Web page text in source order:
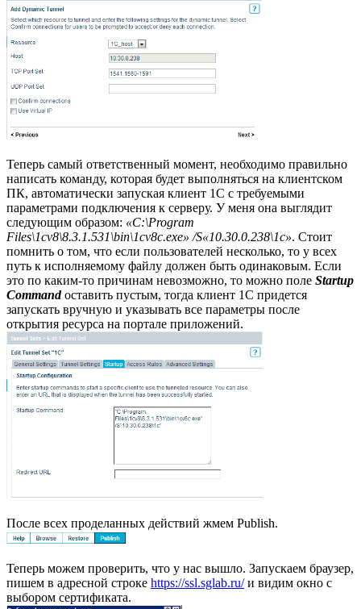
Теперь самый ответственный момент, необходимо правильно
написать команду, которая будет выполняться на клиентском
ПК, автоматически запуская клиент 1С с требуемыми
параметрами подключения к серверу. У меня она выглядит
следующим образом: «C:\Program
Files\1cv8\8.3.1.531\bin\1cv8c.exe» /S«10.30.0.238\1c». Стоит
помнить о том, что если пользователей несколько, то у всех
путь к исполняемому файлу должен быть одинаковым. Если
это по каким-то причинам невозможно, то можно поле Startup
Commandоставить пустым, тогда клиент 1С придется
запускать вручную и указывать все параметры после
открытия ресурса на портале приложений.
После всех проделанных действий жмем Publish.
Теперь можем проверить, что у нас вышло. Запускаем браузер,
пишем в адресной строке https://ssl.sglab.ru/и видим окно с
выбором сертификата.